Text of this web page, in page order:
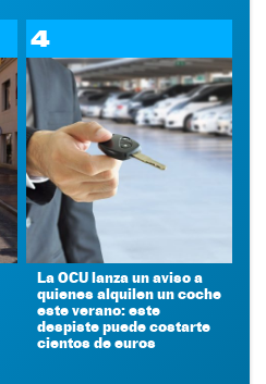
4
La OCU lanza un aviso a
quienes alquilen un coche
este verano: este
despiste puede costarte
cientos de euros